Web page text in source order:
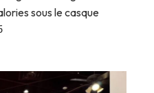
sous le casque